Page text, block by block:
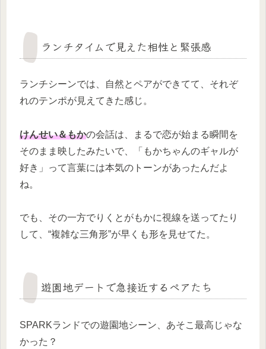
ランチタイムで見えた相性と緊張感
ランチシーンでは、自然とペアができてて、それぞ
れのテンポが見えてきた感じ。
けんせい＆もかの会話は、まるで恋が始まる瞬間を
そのまま映したみたいで、「もかちゃんのギャルが
好き」って言葉には本気のトーンがあったんだよ
ね。
でも、その一方でりくとがもかに視線を送ってたり
して、“複雑な三角形”が早くも形を見せてた。
遊園地デートで急接近するペアたち
SPARKランドでの遊園地シーン、あそこ最高じゃな
かった？